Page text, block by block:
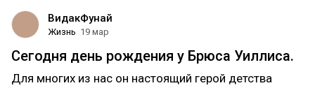
ВидакФунай
Жизнь 19 мар
Сегодня день рождения у Брюса Уиллиса.
Для многих из нас он настоящий герой детства